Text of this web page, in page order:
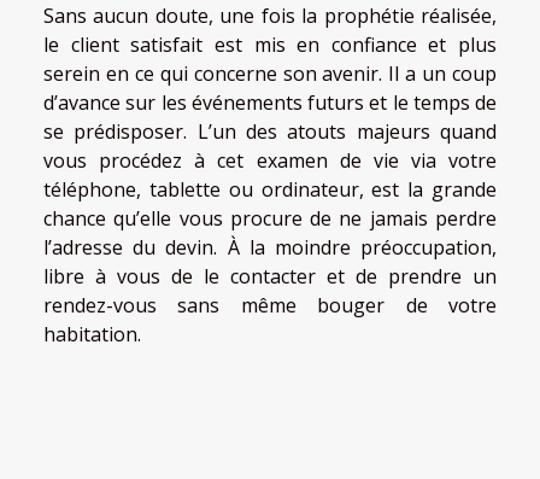
Sans aucun doute, une fois la prophétie réalisée,
le client satisfait est mis en confiance et plus
serein en ce qui concerne son avenir. Il a un coup
d’avance sur les événements futurs et le temps de
se prédisposer. L’un des atouts majeurs quand
vous procédez à cet examen de vie via votre
téléphone, tablette ou ordinateur, est la grande
chance qu’elle vous procure de ne jamais perdre
l’adresse du devin. À la moindre préoccupation,
libre à vous de le contacter et de prendre un
rendez-vous sans même bouger de votre
habitation.